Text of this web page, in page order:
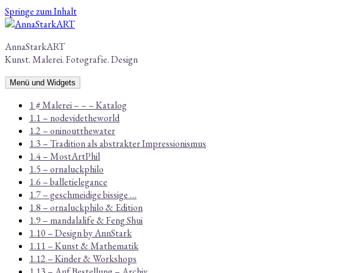
Springe zum Inhalt
AnnaStarkART
Kunst. Malerei. Fotografie. Design
Menü und Widgets
1 # Malerei – – – Katalog
1.1 – nodevidetheworld
1.2 – oninoutthewater
1.3 – Tradition als abstrakter Impressionismus
1.4 – MostArtPhil
1.5 – ornaluckphilo
1.6 – balletielegance
1.7 – geschmeidige bissige …
1.8 – ornaluckphilo & Edition
1.9 – mandalalife & Feng Shui
1.10 – Design by AnnStark
1.11 – Kunst & Mathematik
1.12 – Kinder & Workshops